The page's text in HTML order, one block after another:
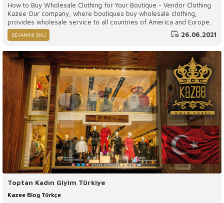
How to Buy Wholesale Clothing for Your Boutique - Vendor Clothing
Kazee Our company, where boutiques buy wholesale clothing,
provides wholesale service to all countries of America and Europe.
DEVAMINI OKU 26.06.2021
Toptan Kadın Giyim Türkiye
Kazee Blog Türkçe